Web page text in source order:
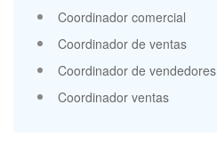
Coordinador comercial
Coordinador de ventas
Coordinador de vendedores
Coordinador ventas